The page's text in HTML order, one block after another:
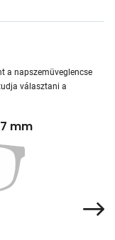
a napszemüveglencse
választani a
mm